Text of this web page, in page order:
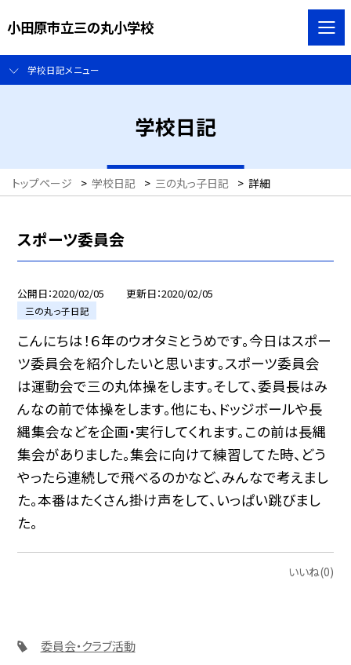
小田原市立三の丸小学校
学校日記メニュー
学校日記
トップページ > 学校日記 > 三の丸っ子日記 > 詳細
スポーツ委員会
公開日 2020/02/05 更新日 2020/02/05
三の丸っ子日記
こんにちは！６年のウオタミとうめです。今日はスポー
ツ委員会を紹介したいと思います。スポーツ委員会
は運動会で三の丸体操をします。そして、委員長はみ
んなの前で体操をします。他にも、ドッジボールや長
縄集会などを企画・実行してくれます。この前は長縄
集会がありました。集会に向けて練習してた時、どう
やったら連続しで飛べるのかなど、みんなで考えまし
た。本番はたくさん掛け声をして、いっぱい跳びまし
た。
いいね(0)
委員会・クラブ活動